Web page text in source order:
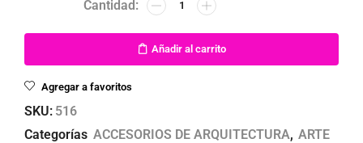
Añadir al carrito
Agregar a favoritos
SKU: 516
Categorías ACCESORIOS DE ARQUITECTURA, ARTE